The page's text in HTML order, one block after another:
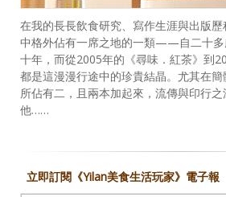
在我的長長飲食研究、寫作生涯與出版
中格外佔有一席之地的一類——自二十多
十年，而從2005年的《尋味．紅茶》到
都是這漫漫行途中的珍貴結晶。尤其在
所佔有二，且兩本加起來，流傳與印行
他……
立即訂閱《Yilan美食生活玩家》電子報